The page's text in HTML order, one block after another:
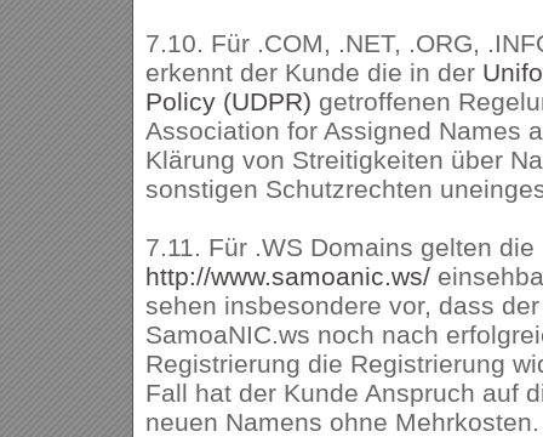
7.10. Für .COM, .NET, .ORG,
erkennt der Kunde die in der
Policy (UDPR) getroffenen
Association for Assigned Names
Klärung von Streitigkeiten über
sonstigen Schutzrechten
7.11. Für .WS Domains gelten die
http://www.samoanic.ws/
sehen insbesondere vor, dass
SamoaNIC.ws noch nach
Registrierung die Registrierung
Fall hat der Kunde Anspruch auf
neuen Namens ohne Mehrkosten.